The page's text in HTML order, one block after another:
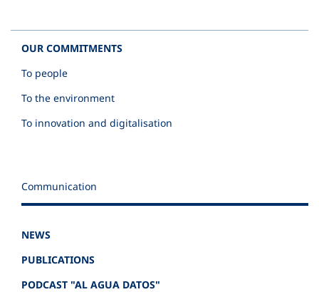
OUR COMMITMENTS
To people
To the environment
To innovation and digitalisation
Communication
NEWS
PUBLICATIONS
PODCAST "AL AGUA DATOS"